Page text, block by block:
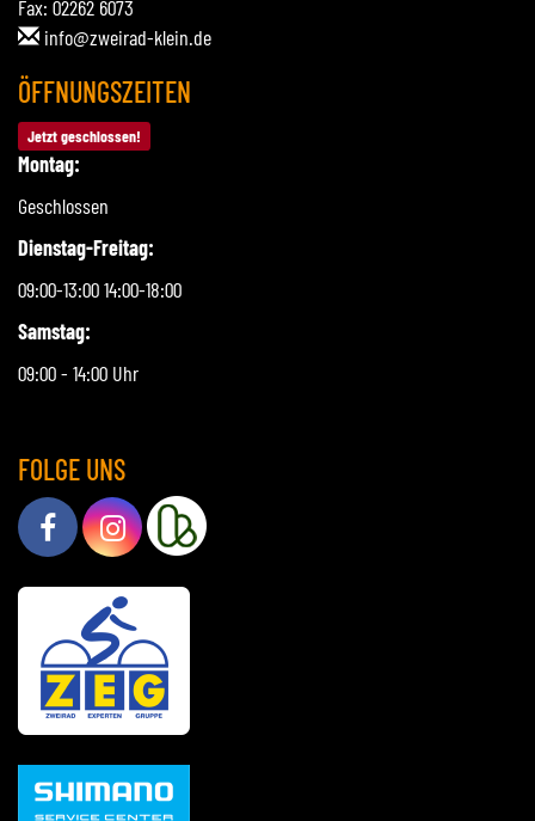
Fax: 02262 6073
info@zweirad-klein.de
ÖFFNUNGSZEITEN
Jetzt geschlossen!
Montag:
Geschlossen
Dienstag-Freitag:
09:00-13:00 14:00-18:00
Samstag:
09:00 - 14:00 Uhr
FOLGE UNS